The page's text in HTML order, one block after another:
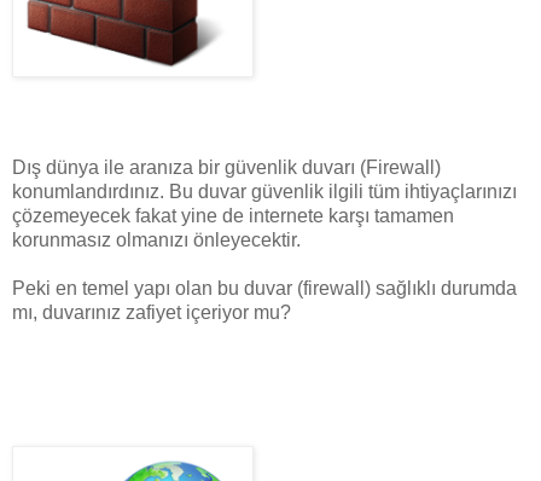
Dış dünya ile aranıza bir güvenlik duvarı (Firewall)
konumlandırdınız. Bu duvar güvenlik ilgili tüm ihtiyaçlarınızı
çözemeyecek fakat yine de internete karşı tamamen
korunmasız olmanızı önleyecektir.
Peki en temel yapı olan bu duvar (firewall) sağlıklı durumda
mı, duvarınız zafiyet içeriyor mu?